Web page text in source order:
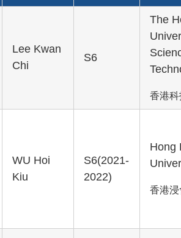
Lee Kwan
Chi
S6
The
香港
WU Hoi
Kiu
S6(2021-
2022)
Hong
香港